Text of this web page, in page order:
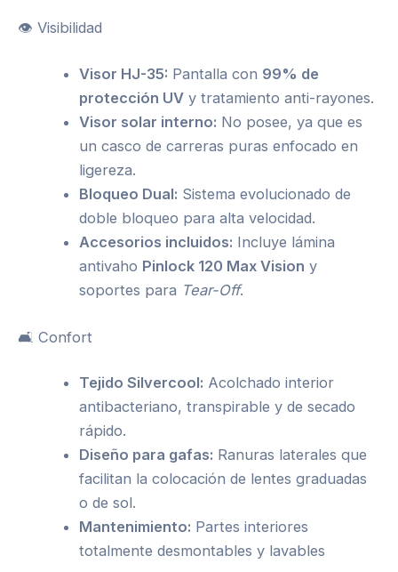
👁️ Visibilidad
Visor HJ-35: Pantalla con 99% de
protección UV y tratamiento anti-rayones.
Visor solar interno: No posee, ya que es
un casco de carreras puras enfocado en
ligereza.
Bloqueo Dual: Sistema evolucionado de
doble bloqueo para alta velocidad.
Accesorios incluidos: Incluye lámina
antivaho Pinlock 120 Max Vision y
soportes para Tear-Off.
🛋️ Confort
Tejido Silvercool: Acolchado interior
antibacteriano, transpirable y de secado
rápido.
Diseño para gafas: Ranuras laterales que
facilitan la colocación de lentes graduadas
o de sol.
Mantenimiento: Partes interiores
totalmente desmontables y lavables